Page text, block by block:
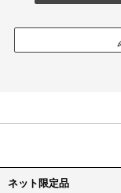
ネット限定品